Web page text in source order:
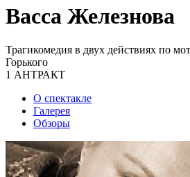
Васса Железнова
Трагикомедия в двух действиях по
Горького
1 АНТРАКТ
О спектакле
Галерея
Обзоры